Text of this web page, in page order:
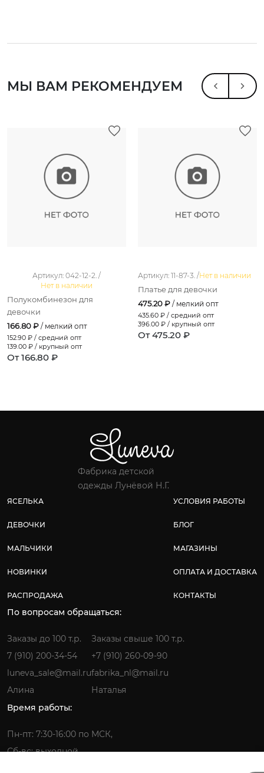
МЫ ВАМ РЕКОМЕНДУЕМ
Артикул: 042-12-2. /
Нет в наличии
Полукомбинезон для
девочки
166.80 ₽ / мелкий опт
152.90 ₽ / средний опт
139.00 ₽ / крупный опт
От 166.80 ₽
Артикул: 11-87-3. /Нет в наличии
Платье для девочки
475.20 ₽ / мелкий опт
435.60 ₽ / средний опт
396.00 ₽ / крупный опт
От 475.20 ₽
Фабрика детской
одежды Лунёвой Н.Г.
ЯСЕЛЬКА
ДЕВОЧКИ
МАЛЬЧИКИ
НОВИНКИ
РАСПРОДАЖА
УСЛОВИЯ РАБОТЫ
БЛОГ
МАГАЗИНЫ
ОПЛАТА И ДОСТАВКА
КОНТАКТЫ
По вопросам обращаться:
Заказы до 100 т.р.
7 (910) 200-34-54
luneva_sale@mail.ru
Алина
Заказы свыше 100 т.р.
+7 (910) 260-09-90
fabrika_nl@mail.ru
Наталья
Время работы:
Пн-пт: 7:30-16:00 по МСК,
Сб-вс: выходной